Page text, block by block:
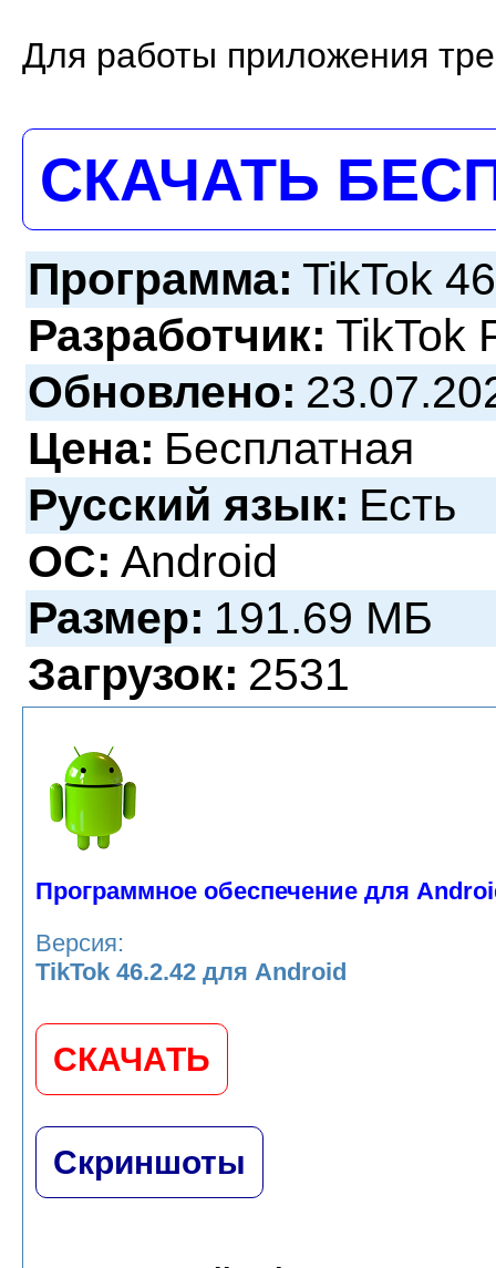
Для работы приложения
СКАЧАТЬ
Программа: TikTok
Разработчик: TikTok
Обновлено:
Цена: Бесплатная
Русский язык: Есть
ОС: Android
Размер: 191.69 МБ
Загрузок: 2531
Программное обеспечение для
Версия:
TikTok 46.2.42 для Android
СКАЧАТЬ
Скриншоты